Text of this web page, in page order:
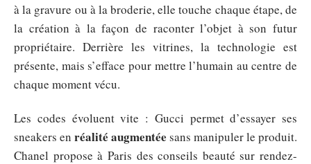
à la gravure ou à la broderie, elle touche chaque étape, de
la création à la façon de raconter l’objet à son futur
propriétaire. Derrière les vitrines, la technologie est
présente, mais s’efface pour mettre l’humain au centre de
chaque moment vécu.
Les codes évoluent vite : Gucci permet d’essayer ses
sneakers en réalité augmentée sans manipuler le produit.
Chanel propose à Paris des conseils beauté sur rendez-